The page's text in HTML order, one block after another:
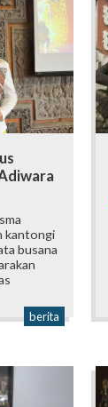
kantongi
busana
berita